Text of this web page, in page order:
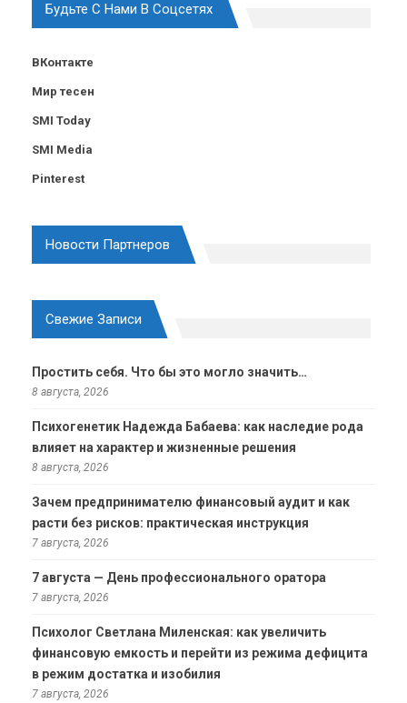
Будьте С Нами В Соцсетях
ВКонтакте
Мир тесен
SMI Today
SMI Media
Pinterest
Новости Партнеров
Свежие Записи
Простить себя. Что бы это могло значить…
8 августа, 2026
Психогенетик Надежда Бабаева: как наследие рода
влияет на характер и жизненные решения
8 августа, 2026
Зачем предпринимателю финансовый аудит и как
расти без рисков: практическая инструкция
7 августа, 2026
7 августа — День профессионального оратора
7 августа, 2026
Психолог Светлана Миленская: как увеличить
финансовую емкость и перейти из режима дефицита
в режим достатка и изобилия
7 августа, 2026